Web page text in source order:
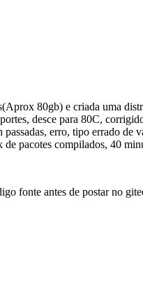
80gb) e criada uma
desce para 80C,
erro, tipo errado
pacotes compilados, 40
fonte antes de postar no